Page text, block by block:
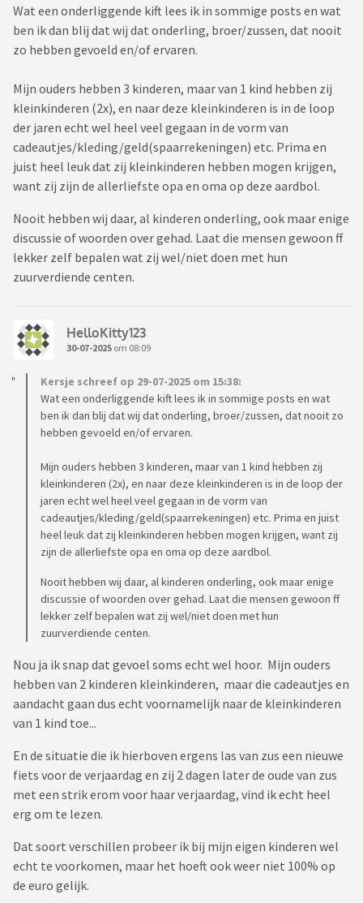
Wat een onderliggende kift lees ik in sommige posts en wat
ben ik dan blij dat wij dat onderling, broer/zussen, dat nooit
zo hebben gevoeld en/of ervaren.
Mijn ouders hebben 3 kinderen, maar van 1 kind hebben zij
kleinkinderen (2x), en naar deze kleinkinderen is in de loop
der jaren echt wel heel veel gegaan in de vorm van
cadeautjes/kleding/geld(spaarrekeningen) etc. Prima en
juist heel leuk dat zij kleinkinderen hebben mogen krijgen,
want zij zijn de allerliefste opa en oma op deze aardbol.
Nooit hebben wij daar, al kinderen onderling, ook maar enige
discussie of woorden over gehad. Laat die mensen gewoon ff
lekker zelf bepalen wat zij wel/niet doen met hun
zuurverdiende centen.
HelloKitty123
30-07-2025 om 08:09
Kersje schreef op 29-07-2025 om 15:38:
Wat een onderliggende kift lees ik in sommige posts en wat
ben ik dan blij dat wij dat onderling, broer/zussen, dat nooit zo
hebben gevoeld en/of ervaren.
Mijn ouders hebben 3 kinderen, maar van 1 kind hebben zij
kleinkinderen (2x), en naar deze kleinkinderen is in de loop der
jaren echt wel heel veel gegaan in de vorm van
cadeautjes/kleding/geld(spaarrekeningen) etc. Prima en juist
heel leuk dat zij kleinkinderen hebben mogen krijgen, want zij
zijn de allerliefste opa en oma op deze aardbol.
Nooit hebben wij daar, al kinderen onderling, ook maar enige
discussie of woorden over gehad. Laat die mensen gewoon ff
lekker zelf bepalen wat zij wel/niet doen met hun
zuurverdiende centen.
Nou ja ik snap dat gevoel soms echt wel hoor. Mijn ouders
hebben van 2 kinderen kleinkinderen, maar die cadeautjes en
aandacht gaan dus echt voornamelijk naar de kleinkinderen
van 1 kind toe...
En de situatie die ik hierboven ergens las van zus een nieuwe
fiets voor de verjaardag en zij 2 dagen later de oude van zus
met een strik erom voor haar verjaardag, vind ik echt heel
erg om te lezen.
Dat soort verschillen probeer ik bij mijn eigen kinderen wel
echt te voorkomen, maar het hoeft ook weer niet 100% op
de euro gelijk.